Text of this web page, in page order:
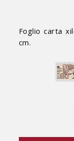
Foglio carta
cm.